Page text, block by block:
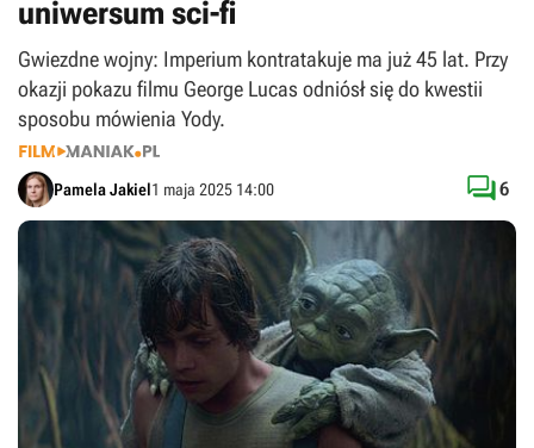
uniwersum sci-fi
Gwiezdne wojny: Imperium kontratakuje ma już 45 lat. Przy
okazji pokazu filmu George Lucas odniósł się do kwestii
sposobu mówienia Yody.
Pamela Jakiel1 maja 2025 14:00 6